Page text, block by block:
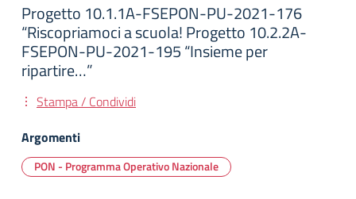
Progetto 10.1.1A-FSEPON-PU-2021-176
“Riscopriamoci a scuola! Progetto 10.2.2A-
FSEPON-PU-2021-195 “Insieme per
ripartire…”
Stampa / Condividi
Argomenti
PON - Programma Operativo Nazionale